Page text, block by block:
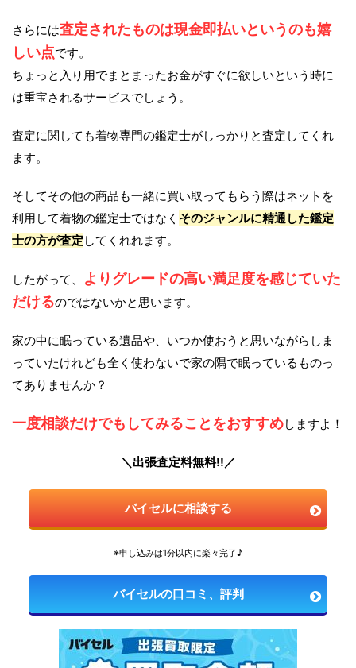
さらには査定されたものは現金即払いというのも嬉
しい点です。
ちょっと入り用でまとまったお金がすぐに欲しいという時に
は重宝されるサービスでしょう。
査定に関しても着物専門の鑑定士がしっかりと査定してくれ
ます。
そしてその他の商品も一緒に買い取ってもらう際はネットを
利用して着物の鑑定士ではなく そのジャンルに精通した鑑定
士の方が査定 してくれれます。
したがって、
よりグレードの高い満足度を感じていた
だけるのではないかと思います。
家の中に眠っている遺品や、いつか使おうと思いながらしま
っていたけれども全く使わないで家の隅で眠っているものっ
てありませんか？
一度相談だけでもしてみることをおすすめしますよ！
＼出張査定料無料!!／
バイセルに相談する
※申し込みは1分以内に楽々完了♪
バイセルの口コミ、評判